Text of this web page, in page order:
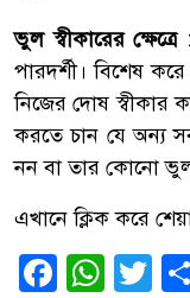
ভুল স্বীকারের ক্ষেত্রে:
পারদর্শী। বিশেষ
নিজের দোষ স্বীকার
করতে চান যে অন্য
নন বা তার কোনো
এখানে ক্লিক করে